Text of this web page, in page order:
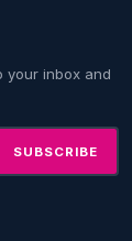
your inbox and
SUBSCRIBE